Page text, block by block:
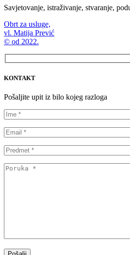
Savjetovanje, istraživanje, stvaranje,
Obrt za usluge,
vl. Matija Prević
© od 2022.
KONTAKT
Pošaljite upit iz bilo kojeg razloga